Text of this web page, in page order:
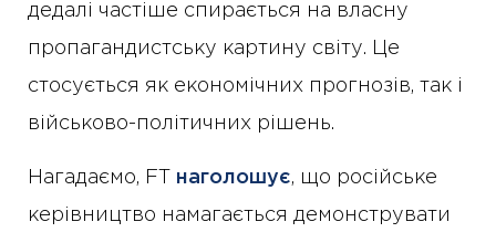
дедалі частіше спирається на власну
пропагандистську картину світу. Це
стосується як економічних прогнозів, так і
військово-політичних рішень.
Нагадаємо, FT наголошує, що російське
керівництво намагається демонструвати